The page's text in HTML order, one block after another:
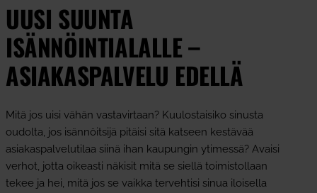
UUSI SUUNTA
ISÄNNÖINTIALALLE –
ASIAKASPALVELU EDELLÄ
Mitä jos uisi vähän vastavirtaan? Kuulostaisiko sinusta
oudolta, jos isännöitsijä pitäisi sitä katseen kestävää
asiakaspalvelutilaa siinä ihan kaupungin ytimessä? Avaisi
verhot, jotta oikeasti näkisit mitä se siellä toimistollaan
tekee ja hei, mitä jos se vaikka tervehtisi sinua iloisella